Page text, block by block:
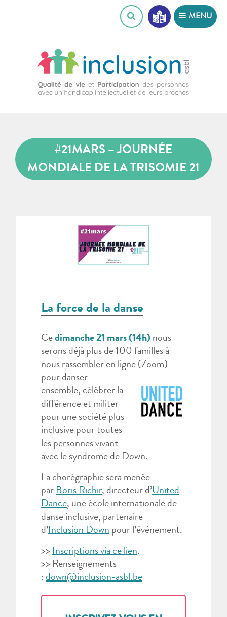
MENU
#21MARS – JOURNÉE
MONDIALE DE LA TRISOMIE 21
La force de la danse
Ce dimanche 21 mars (14h) nous
serons déjà plus de 100 familles à
nous rassembler en ligne (Zoom)
pour danser
ensemble, célébrer la
différence et militer
pour une société plus
inclusive pour toutes
les personnes vivant
avec le syndrome de Down.
La chorégraphie sera menée
par Boris Richir, directeur d’United
Dance, une école internationale de
danse inclusive, partenaire
d’Inclusion Down pour l’événement.
>> Inscriptions via ce lien.
>> Renseignements
: down@inclusion-asbl.be